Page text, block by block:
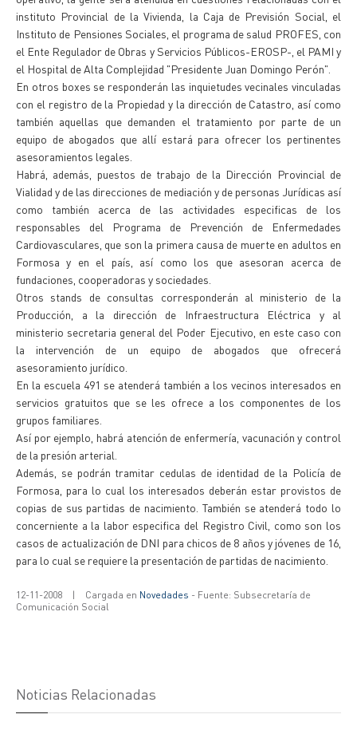
instituto Provincial de la Vivienda, la Caja de Previsión Social, el
Instituto de Pensiones Sociales, el programa de salud PROFES, con
el Ente Regulador de Obras y Servicios Públicos-EROSP-, el PAMI y
el Hospital de Alta Complejidad "Presidente Juan Domingo Perón".
En otros boxes se responderán las inquietudes vecinales vinculadas
con el registro de la Propiedad y la dirección de Catastro, así como
también aquellas que demanden el tratamiento por parte de un
equipo de abogados que allí estará para ofrecer los pertinentes
asesoramientos legales.
Habrá, además, puestos de trabajo de la Dirección Provincial de
Vialidad y de las direcciones de mediación y de personas Jurídicas así
como también acerca de las actividades especificas de los
responsables del Programa de Prevención de Enfermedades
Cardiovasculares, que son la primera causa de muerte en adultos en
Formosa y en el país, así como los que asesoran acerca de
fundaciones, cooperadoras y sociedades.
Otros stands de consultas corresponderán al ministerio de la
Producción, a la dirección de Infraestructura Eléctrica y al
ministerio secretaria general del Poder Ejecutivo, en este caso con
la intervención de un equipo de abogados que ofrecerá
asesoramiento jurídico.
En la escuela 491 se atenderá también a los vecinos interesados en
servicios gratuitos que se les ofrece a los componentes de los
grupos familiares.
Así por ejemplo, habrá atención de enfermería, vacunación y control
de la presión arterial.
Además, se podrán tramitar cedulas de identidad de la Policía de
Formosa, para lo cual los interesados deberán estar provistos de
copias de sus partidas de nacimiento. También se atenderá todo lo
concerniente a la labor especifica del Registro Civil, como son los
casos de actualización de DNI para chicos de 8 años y jóvenes de 16,
para lo cual se requiere la presentación de partidas de nacimiento.
12-11-2008 | Cargada en Novedades - Fuente: Subsecretaría de
Comunicación Social
Noticias Relacionadas